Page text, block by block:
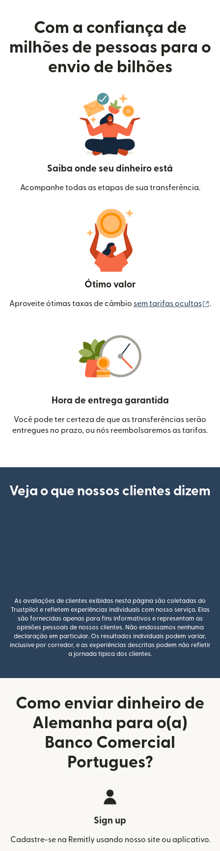
Com a confiança de
milhões de pessoas para o
envio de bilhões
Saiba onde seu dinheiro está
Acompanhe todas as etapas de sua transferência.
Ótimo valor
Aproveite ótimas taxas de câmbio sem tarifas ocultas .
Hora de entrega garantida
Você pode ter certeza de que as transferências serão
entregues no prazo, ou nós reembolsaremos as tarifas.
Veja o que nossos clientes dizem
As avaliações de clientes exibidas nesta página são coletadas do
Trustpilot e refletem experiências individuais com nosso serviço. Elas
são fornecidas apenas para fins informativos e representam as
opiniões pessoais de nossos clientes. Não endossamos nenhuma
declaração em particular. Os resultados individuais podem variar,
inclusive por corredor, e as experiências descritas podem não refletir
a jornada típica dos clientes.
Como enviar dinheiro de
Alemanha para o(a)
Banco Comercial
Portugues?
Sign up
Cadastre-se na Remitly usando nosso site ou aplicativo.